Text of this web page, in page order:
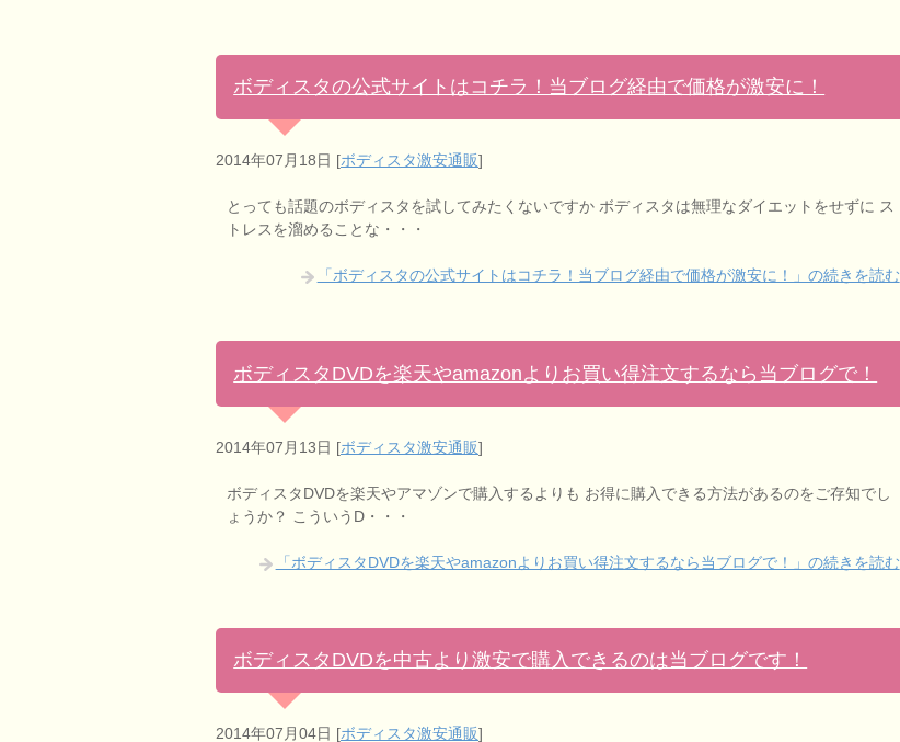
ボディスタの公式サイトはコチラ！当ブログ経由で価格が激安に！
2014年07月18日 [ボディスタ激安通販]
とっても話題のボディスタを試してみたくないですか ボディスタは無理なダイエットをせずに ス
トレスを溜めることな・・・
「ボディスタの公式サイトはコチラ！当ブログ経由で価格が激安に！」の続きを読む
ボディスタDVDを楽天やamazonよりお買い得注文するなら当ブログで！
2014年07月13日 [ボディスタ激安通販]
ボディスタDVDを楽天やアマゾンで購入するよりも お得に購入できる方法があるのをご存知でし
ょうか？ こういうD・・・
「ボディスタDVDを楽天やamazonよりお買い得注文するなら当ブログで！」の続きを読む
ボディスタDVDを中古より激安で購入できるのは当ブログです！
2014年07月04日 [ボディスタ激安通販]